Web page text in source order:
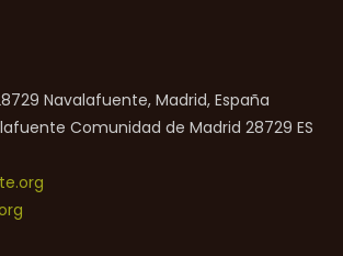
Navalafuente, Madrid, España
Comunidad de Madrid 28729 ES